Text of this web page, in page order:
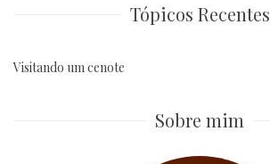
Tópicos Recentes
Visitando um cenote
Sobre mim